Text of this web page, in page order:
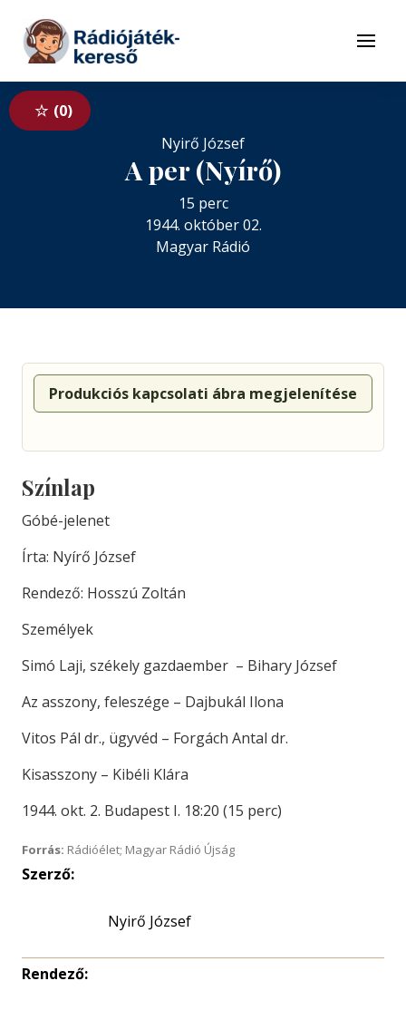
Tovább a tartalomhoz
Menü
0
Nyirő József
A per (Nyírő)
15 perc
1944. október 02.
Magyar Rádió
Produkciós kapcsolati ábra megjelenítése
Színlap
Góbé-jelenet
Írta: Nyírő József
Rendező: Hosszú Zoltán
Személyek
Simó Laji, székely gazdaember – Bihary József
Az asszony, feleszége – Dajbukál Ilona
Vitos Pál dr., ügyvéd – Forgách Antal dr.
Kisasszony – Kibéli Klára
1944. okt. 2. Budapest I. 18:20 (15 perc)
Forrás: Rádióélet; Magyar Rádió Újság
Szerző:
Nyirő József
Rendező: